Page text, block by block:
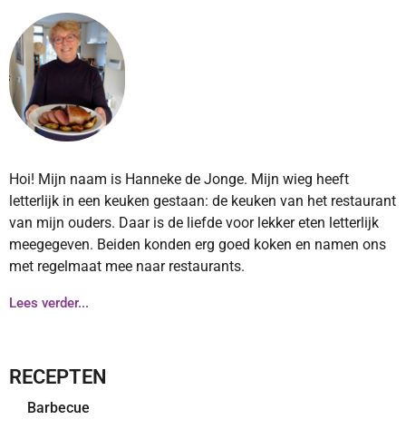
Hoi! Mijn naam is Hanneke de Jonge. Mijn wieg heeft
letterlijk in een keuken gestaan: de keuken van het restaurant
van mijn ouders. Daar is de liefde voor lekker eten letterlijk
meegegeven. Beiden konden erg goed koken en namen ons
met regelmaat mee naar restaurants.
Lees verder...
RECEPTEN
Barbecue